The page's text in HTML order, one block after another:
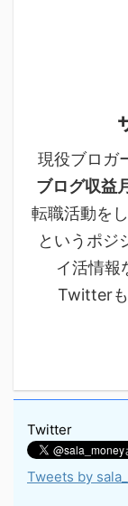
現役ブロガ
ブログ収益
転職活動を
というポジ
イ活情報
Twitter
Twitter
Tweets by